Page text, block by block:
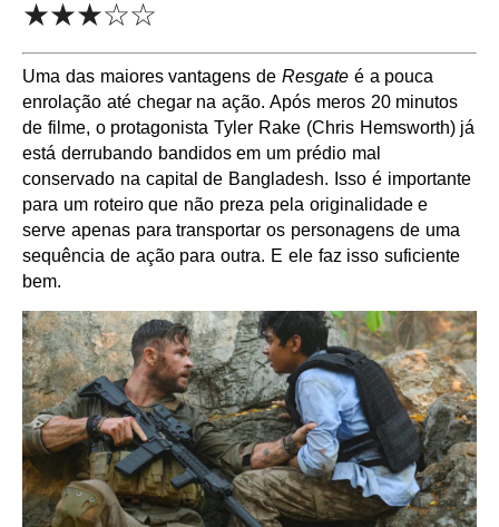
★★★☆☆
Uma das maiores vantagens de Resgate é a pouca
enrolação até chegar na ação. Após meros 20 minutos
de filme, o protagonista Tyler Rake (Chris Hemsworth) já
está derrubando bandidos em um prédio mal
conservado na capital de Bangladesh. Isso é importante
para um roteiro que não preza pela originalidade e
serve apenas para transportar os personagens de uma
sequência de ação para outra. E ele faz isso suficiente
bem.